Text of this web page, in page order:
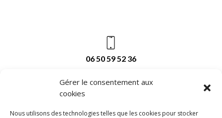
Gérer le consentement aux
cookies
Nous utilisons des technologies telles que les cookies pour stocker
06 50 59 52 36
melaniemarindermographie@gmail.com